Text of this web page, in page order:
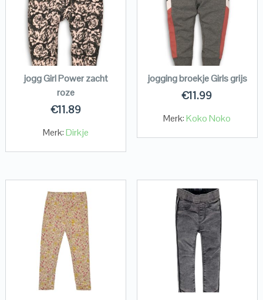
jogg Girl Power zacht
roze
€11.89
Merk:Dirkje
jogging broekje Girls grijs
€11.99
Merk:Koko Noko